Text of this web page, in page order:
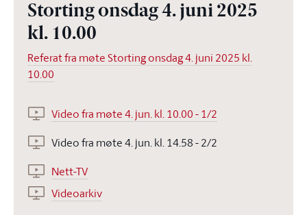
Storting onsdag 4. juni 2025
kl. 10.00
Referat fra møte Storting onsdag 4. juni 2025 kl.
10.00
Video fra møte 4. jun. kl. 10.00 - 1/2
Video fra møte 4. jun. kl. 14.58 - 2/2
Nett-TV
Videoarkiv